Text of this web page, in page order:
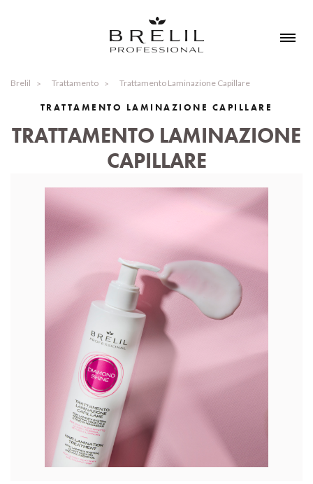
Brelil Trattamento Trattamento Laminazione Capillare
TRATTAMENTO LAMINAZIONE CAPILLARE
TRATTAMENTO LAMINAZIONE
CAPILLARE